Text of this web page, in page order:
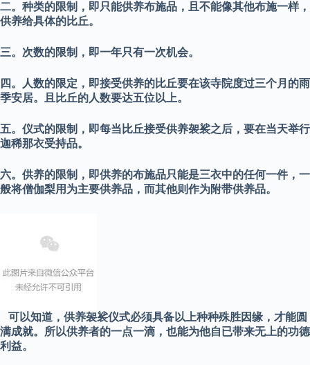
二。种类的限制，即只能供养布施品，且不能像其他布施一样，
供养给具体的比丘。
三。次数的限制，即一年只有一次机会。
四。人数的限定，即接受供养的比丘要在该寺院度过三个月的雨
季安居。且比丘的人数要达五位以上。
五。仪式的限制，即每当比丘接受供养袈裟之后，要在当天举行
迦稀那衣受持品。
六。供养的限制，即供养的布施品只能是三衣中的任何一件，一
般将僧伽梨用为主要供养品，而其他则作为附带供养品。
可以知道，供养袈裟仪式必须具备以上种种殊胜因缘，才能圆
满成就。所以供养者的一点一滴，也能为他自已带来无上的功德
利益。